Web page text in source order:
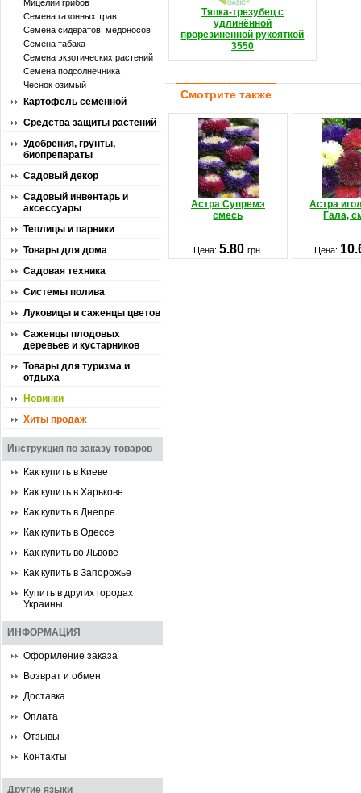
Мицелий грибов
Семена газонных трав
Семена сидератов, медоносов
Семена табака
Семена экзотических растений
Семена подсолнечника
Чеснок озимый
Картофель семенной
Средства защиты растений
Удобрения, грунты,
биопрепараты
Садовый декор
Садовый инвентарь и
аксессуары
Теплицы и парники
Товары для дома
Садовая техника
Системы полива
Луковицы и саженцы цветов
Саженцы плодовых
деревьев и кустарников
Товары для туризма и
отдыха
Новинки
Хиты продаж
Инструкция по заказу товаров
Как купить в Киеве
Как купить в Харькове
Как купить в Днепре
Как купить в Одессе
Как купить во Львове
Как купить в Запорожье
Купить в других городах
Украины
ИНФОРМАЦИЯ
Оформление заказа
Возврат и обмен
Доставка
Оплата
Отзывы
Контакты
Другие языки
Тяпка-трезубец с
удлинённой
прорезиненной рукояткой
3550
Смотрите также
Астра Супремэ
смесь
Астра
Гала,
Цена: 5.80 грн. Цена: